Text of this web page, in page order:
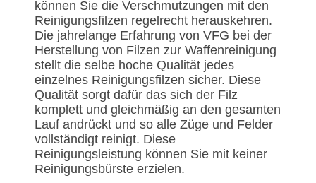
können Sie die Verschmutzungen mit den
Reinigungsfilzen regelrecht herauskehren.
Die jahrelange Erfahrung von VFG bei der
Herstellung von Filzen zur Waffenreinigung
stellt die selbe hoche Qualität jedes
einzelnes Reinigungsfilzen sicher. Diese
Qualität sorgt dafür das sich der Filz
komplett und gleichmäßig an den gesamten
Lauf andrückt und so alle Züge und Felder
vollständigt reinigt. Diese
Reinigungsleistung können Sie mit keiner
Reinigungsbürste erzielen.